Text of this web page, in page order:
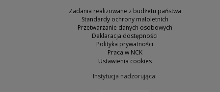
Zadania realizowane z budżetu państwa
Standardy ochrony małoletnich
Przetwarzanie danych osobowych
Deklaracja dostępności
Polityka prywatności
Praca w NCK
Ustawienia cookies
Instytucja nadzorująca: